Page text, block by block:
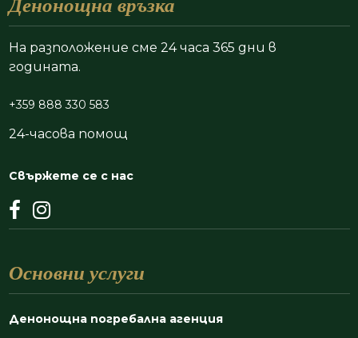
Денонощна връзка
На разположение сме 24 часа 365 дни в
годината.
+359 888 330 583
24-часова помощ
Свържете се с нас
Основни услуги
Денонощна погребална агенция